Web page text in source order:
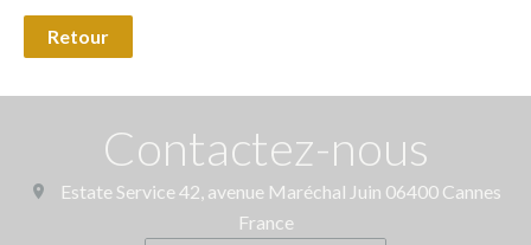
Retour
Contactez-nous
Estate Service42, avenue Maréchal Juin 06400 Cannes
France